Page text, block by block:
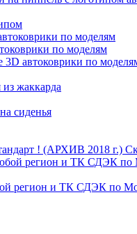
по моделям
по моделям
3D автоковрики по
жаккарда
сиденья
регион и ТК СДЭК по